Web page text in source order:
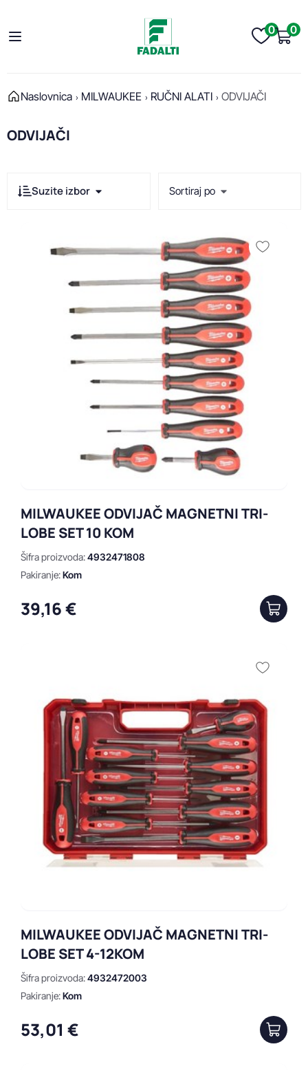
0 0
Naslovnica MILWAUKEE RUČNI ALATI ODVIJAČI
ODVIJAČI
Suzite izbor
Max cijena
Sortiraj po
MILWAUKEE ODVIJAČ MAGNETNI TRI-
LOBE SET 10 KOM
Šifra proizvoda:4932471808
Pakiranje:Kom
39,16 €
MILWAUKEE ODVIJAČ MAGNETNI TRI-
LOBE SET 4-12KOM
Šifra proizvoda:4932472003
Pakiranje:Kom
53,01 €